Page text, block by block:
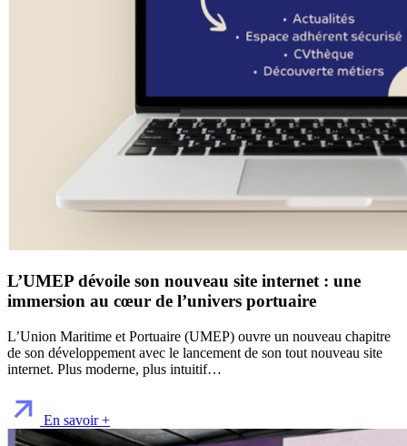
L’UMEP dévoile son nouveau site internet : une
immersion au cœur de l’univers portuaire
L’Union Maritime et Portuaire (UMEP) ouvre un nouveau chapitre
de son développement avec le lancement de son tout nouveau site
internet. Plus moderne, plus intuitif…
En savoir +